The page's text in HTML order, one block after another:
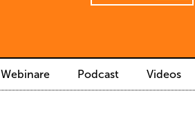
Webinare Podcast Videos